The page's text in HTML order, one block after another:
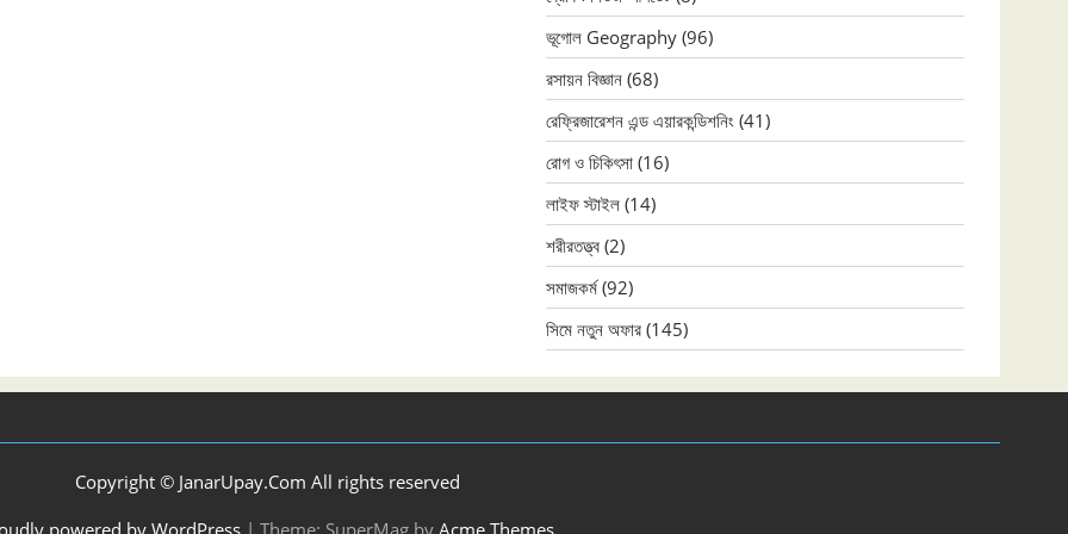
ভূগোল Geography (96)
রসায়ন বিজ্ঞান (68)
রেফ্রিজারেশন এন্ড এয়ারকন্ডিশনিং (41)
রোগ ও চিকিৎসা (16)
লাইফ স্টাইল (14)
শরীরতত্ত্ব (2)
সমাজকর্ম(92)
সিমে নতুন ‍অফার (145)
Copyright © JanarUpay.Com All rights reserved
powered by WordPress | Theme: SuperMag by Acme Themes